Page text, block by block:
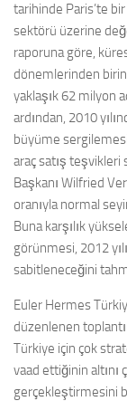
tarihinde Paris’te
sektörü üzerine
raporuna göre,
dönemlerinden
yaklaşık 62 milyon
ardından, 2010
büyüme
araç satış teşvikleri
Başkanı Wilfried
oranıyla normal
Buna karşılık
görünmesi, 2012
sabitleneceğini
Euler Hermes
düzenlenen
Türkiye için çok
vaad ettiğinin altını
gerçekleştirmesini